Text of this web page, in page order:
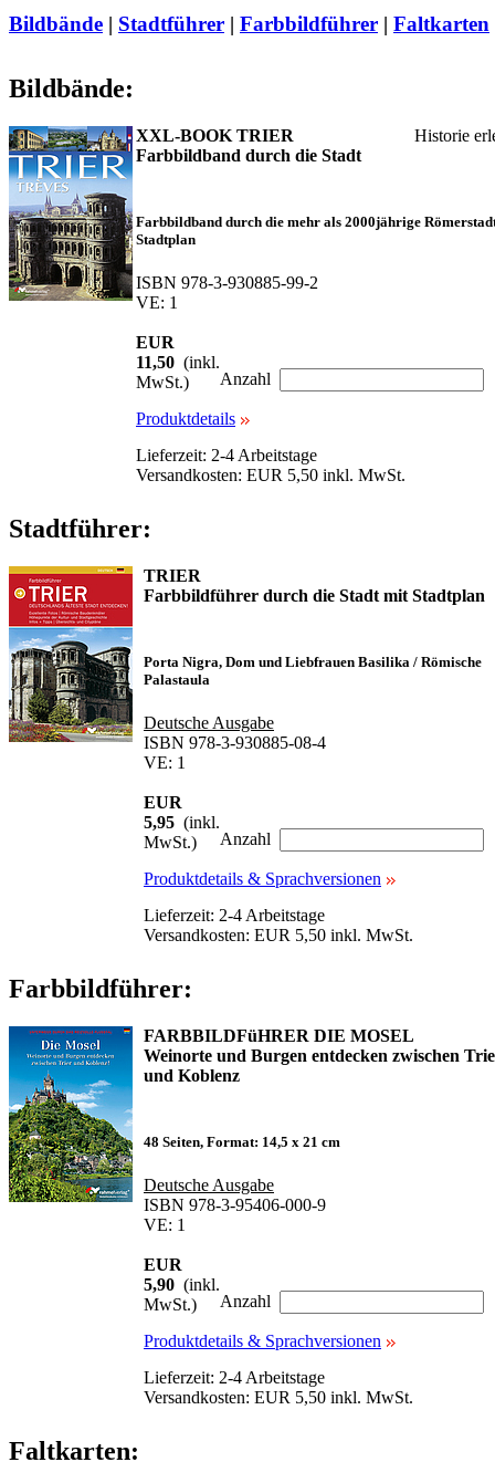
Bildbände | Stadtführer | Farbbildführer | Faltkarten
Bildbände:
XXL-BOOK TRIER
Farbbildband durch die Stadt
Historie
Farbbildband durch die mehr als 2000jährige
Stadtplan
ISBN 978-3-930885-99-2
VE: 1
EUR
11,50 (inkl.
MwSt.)
Anzahl
Produktdetails
Lieferzeit: 2-4 Arbeitstage
Versandkosten: EUR 5,50 inkl. MwSt.
Stadtführer:
TRIER
Farbbildführer durch die Stadt mit Stadtplan
Porta Nigra, Dom und Liebfrauen Basilika / Römische
Palastaula
Deutsche Ausgabe
ISBN 978-3-930885-08-4
VE: 1
EUR
5,95 (inkl.
MwSt.)
Anzahl
Produktdetails & Sprachversionen
Lieferzeit: 2-4 Arbeitstage
Versandkosten: EUR 5,50 inkl. MwSt.
Farbbildführer:
FARBBILDFüHRER DIE MOSEL
Weinorte und Burgen entdecken zwischen
und Koblenz
48 Seiten, Format: 14,5 x 21 cm
Deutsche Ausgabe
ISBN 978-3-95406-000-9
VE: 1
EUR
5,90 (inkl.
MwSt.)
Anzahl
Produktdetails & Sprachversionen
Lieferzeit: 2-4 Arbeitstage
Versandkosten: EUR 5,50 inkl. MwSt.
Faltkarten: